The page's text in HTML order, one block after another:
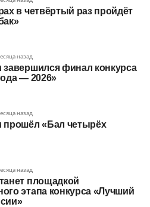
в четвёртый раз пройдёт
назад
завершился финал конкурса
— 2026»
назад
прошёл «Бал четырёх
назад
площадкой
этапа конкурса «Лучший